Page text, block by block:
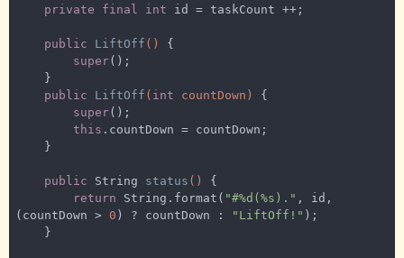
private
final int id = taskCount ++;
public LiftOff ()
{
super();
public
LiftOff ( int countDown)
{
super();
this .countDown = countDown;
public String status ()
{
return String.format( "#%d(%s)." , id,
(countDown > 0 ) ? countDown : "LiftOff!" );